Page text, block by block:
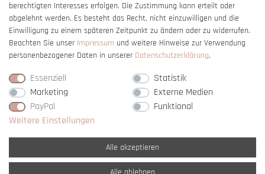
Vertrag widerrufen
berechtigten Interesses erfolgen. Die Zustimmung kann erteilt oder
abgelehnt werden. Es besteht das Recht, nicht einzuwilligen und die
Einwilligung zu einem späteren Zeitpunkt zu ändern oder zu widerrufen.
Beachten Sie unser Impressum und weitere Hinweise zur Verwendung
personenbezogener Daten in unserer Daten­schutz­erklärung.
Essenziell
Statistik
Marketing
Externe Medien
PayPal
Funktional
Weitere Einstellungen
Alle akzeptieren